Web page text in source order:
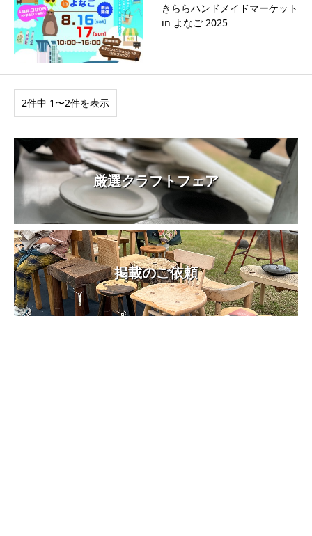
きららハンドメイドマーケット
in よなご 2025
2件中 1〜2件を表示
厳選クラフトフェア
掲載のご依頼